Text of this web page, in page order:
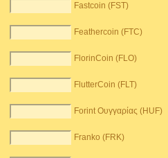
Fastcoin (FST)
Feathercoin (FTC)
FlorinCoin (FLO)
FlutterCoin (FLT)
Forint Ουγγαρίας (HUF)
Franko (FRK)